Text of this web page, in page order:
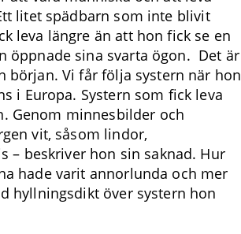
litet spädbarn som inte blivit
leva längre än att hon fick se en
öppnade sina svarta ögon. Det är
början. Vi får följa systern när hon
i Europa. Systern som fick leva
Genom minnesbilder och
vit, såsom lindor,
– beskriver hon sin saknad. Hur
hade varit annorlunda och mer
hyllningsdikt över systern hon